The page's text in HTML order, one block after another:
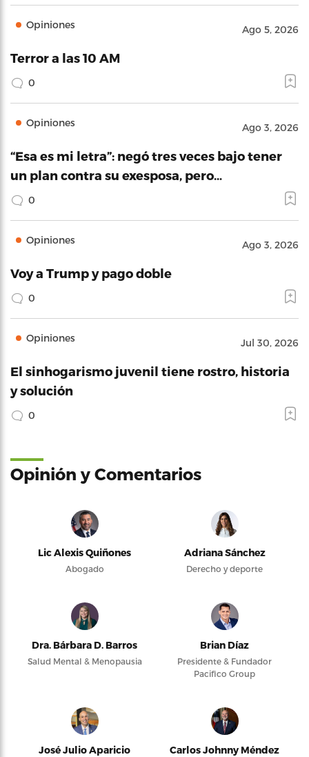
Opiniones Ago 5, 2026
Terror a las 10 AM
0
Opiniones Ago 3, 2026
“Esa es mi letra”: negó tres veces bajo tener
un plan contra su exesposa, pero…
0
Opiniones Ago 3, 2026
Voy a Trump y pago doble
0
Opiniones Jul 30, 2026
El sinhogarismo juvenil tiene rostro, historia
y solución
0
Opinión y Comentarios
Lic Alexis Quiñones
Abogado
Adriana Sánchez
Derecho y deporte
Dra. Bárbara D. Barros
Salud Mental & Menopausia
Brian Díaz
Presidente & Fundador
Pacifico Group
José Julio Aparicio
Carlos Johnny Méndez